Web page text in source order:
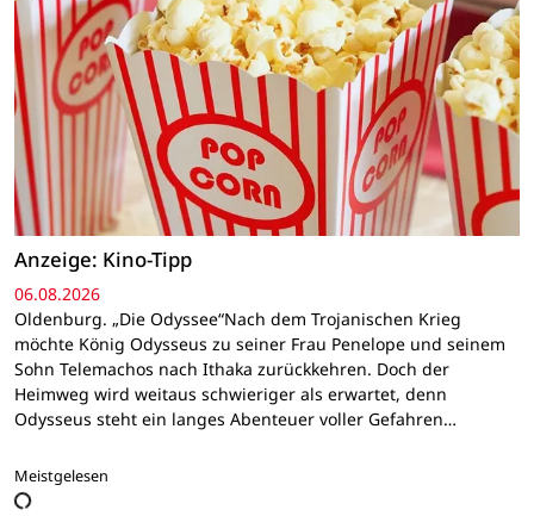
Anzeige: Kino-Tipp
06.08.2026
Oldenburg. „Die Odyssee“Nach dem Trojanischen Krieg
möchte König Odysseus zu seiner Frau Penelope und seinem
Sohn Telemachos nach Ithaka zurückkehren. Doch der
Heimweg wird weitaus schwieriger als erwartet, denn
Odysseus steht ein langes Abenteuer voller Gefahren…
Meistgelesen